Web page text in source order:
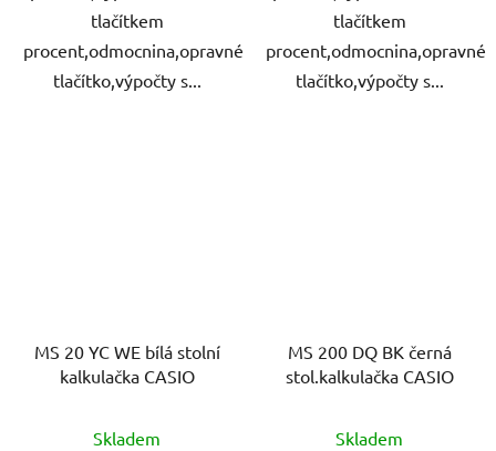
tlačítkem
procent,odmocnina,opravné
tlačítko,výpočty s...
tlačítkem
procent,odmocnina,opravné
tlačítko,výpočty s...
MS 20 YC WE bílá stolní
kalkulačka CASIO
Skladem
MS 200 DQ BK černá
stol.kalkulačka CASIO
Skladem